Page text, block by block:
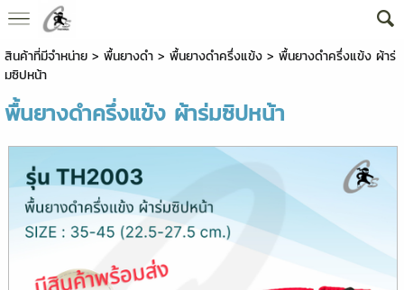
สินค้าที่มีจำหน่าย> พื้นยางดำ> พื้นยางดำครึ่งแข้ง> พื้นยางดำครึ่งแข้ง ผ้าร่
มซิปหน้า
พื้นยางดำครึ่งแข้ง ผ้าร่มซิปหน้า